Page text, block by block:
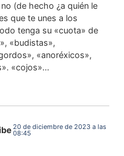
(de hecho ¿a quién le
que te unes a los
tenga su «cuota» de
«budistas»,
«anoréxicos»,
«cojos»…
20 de diciembre de 2023 a las
08:45